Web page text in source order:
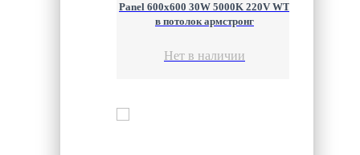
Panel 600x600 30W 5000K 220V WT
в потолок армстронг
Нет в наличии